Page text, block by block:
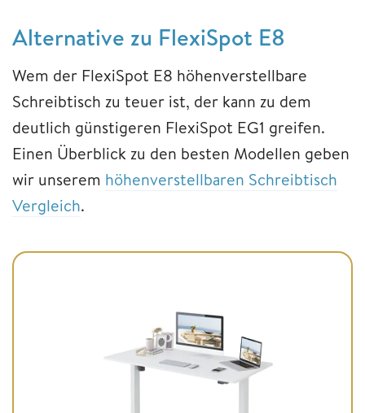
Alternative zu FlexiSpot E8
Wem der FlexiSpot E8 höhenverstellbare
Schreibtisch zu teuer ist, der kann zu dem
deutlich günstigeren FlexiSpot EG1 greifen.
Einen Überblick zu den besten Modellen geben
wir unserem höhenverstellbaren Schreibtisch
Vergleich.